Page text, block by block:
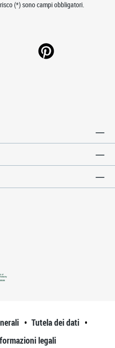
(*) sono campi obbligatori.
Tutela dei dati
legali